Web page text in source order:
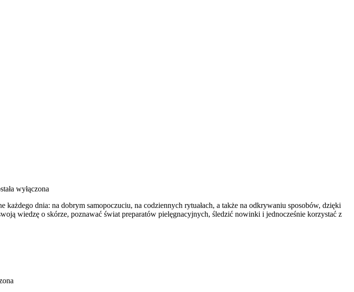
wyłączona
dnia: na dobrym samopoczuciu, na codziennych rytuałach, a także na odkrywaniu sposobów, dzięki
wiedzę o skórze, poznawać świat preparatów pielęgnacyjnych, śledzić nowinki i jednocześnie korzystać z